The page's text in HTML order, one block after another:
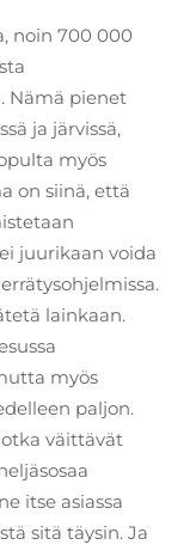
noin 700 000
Nämä pienet
ja järvissä,
myös
on siinä, että
juurikaan voida
lainkaan.
myös
paljon.
väittävät
itse asiassa
sitä täysin. Ja